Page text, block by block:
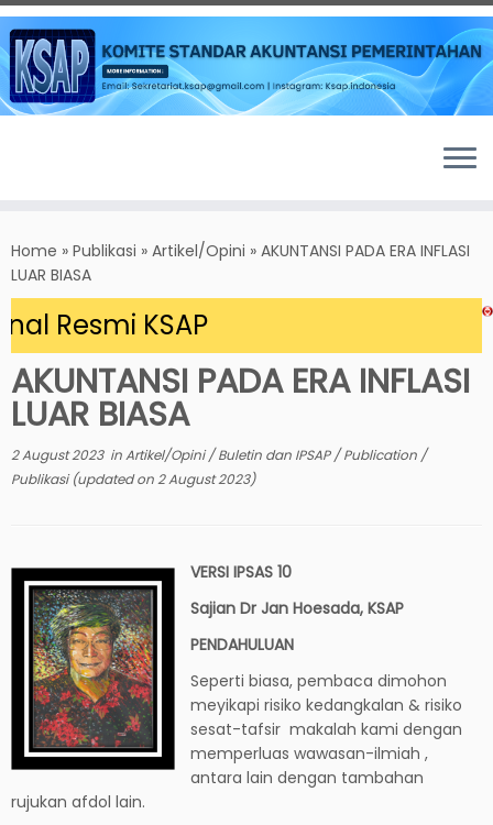
to
content
Home » Publikasi » Artikel/Opini » AKUNTANSI PADA ERA INFLASI
LUAR BIASA
KSAP
AKUNTANSI PADA ERA INFLASI
LUAR BIASA
2 August 2023inArtikel/Opini/Buletin dan IPSAP/Publication /
Publikasi(updated on2 August 2023)
VERSI IPSAS 10
Sajian Dr Jan Hoesada, KSAP
PENDAHULUAN
Seperti biasa, pembaca dimohon
meyikapi risiko kedangkalan & risiko
sesat-tafsir makalah kami dengan
memperluas wawasan-ilmiah ,
antara lain dengan tambahan
rujukan afdol lain.